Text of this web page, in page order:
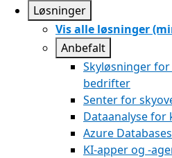
Løsninger
Vis alle løsninger
Anbefalt
Skyløsninger
bedrifter
Senter for
Dataanalyse for
Azure Databases
KI-apper og -